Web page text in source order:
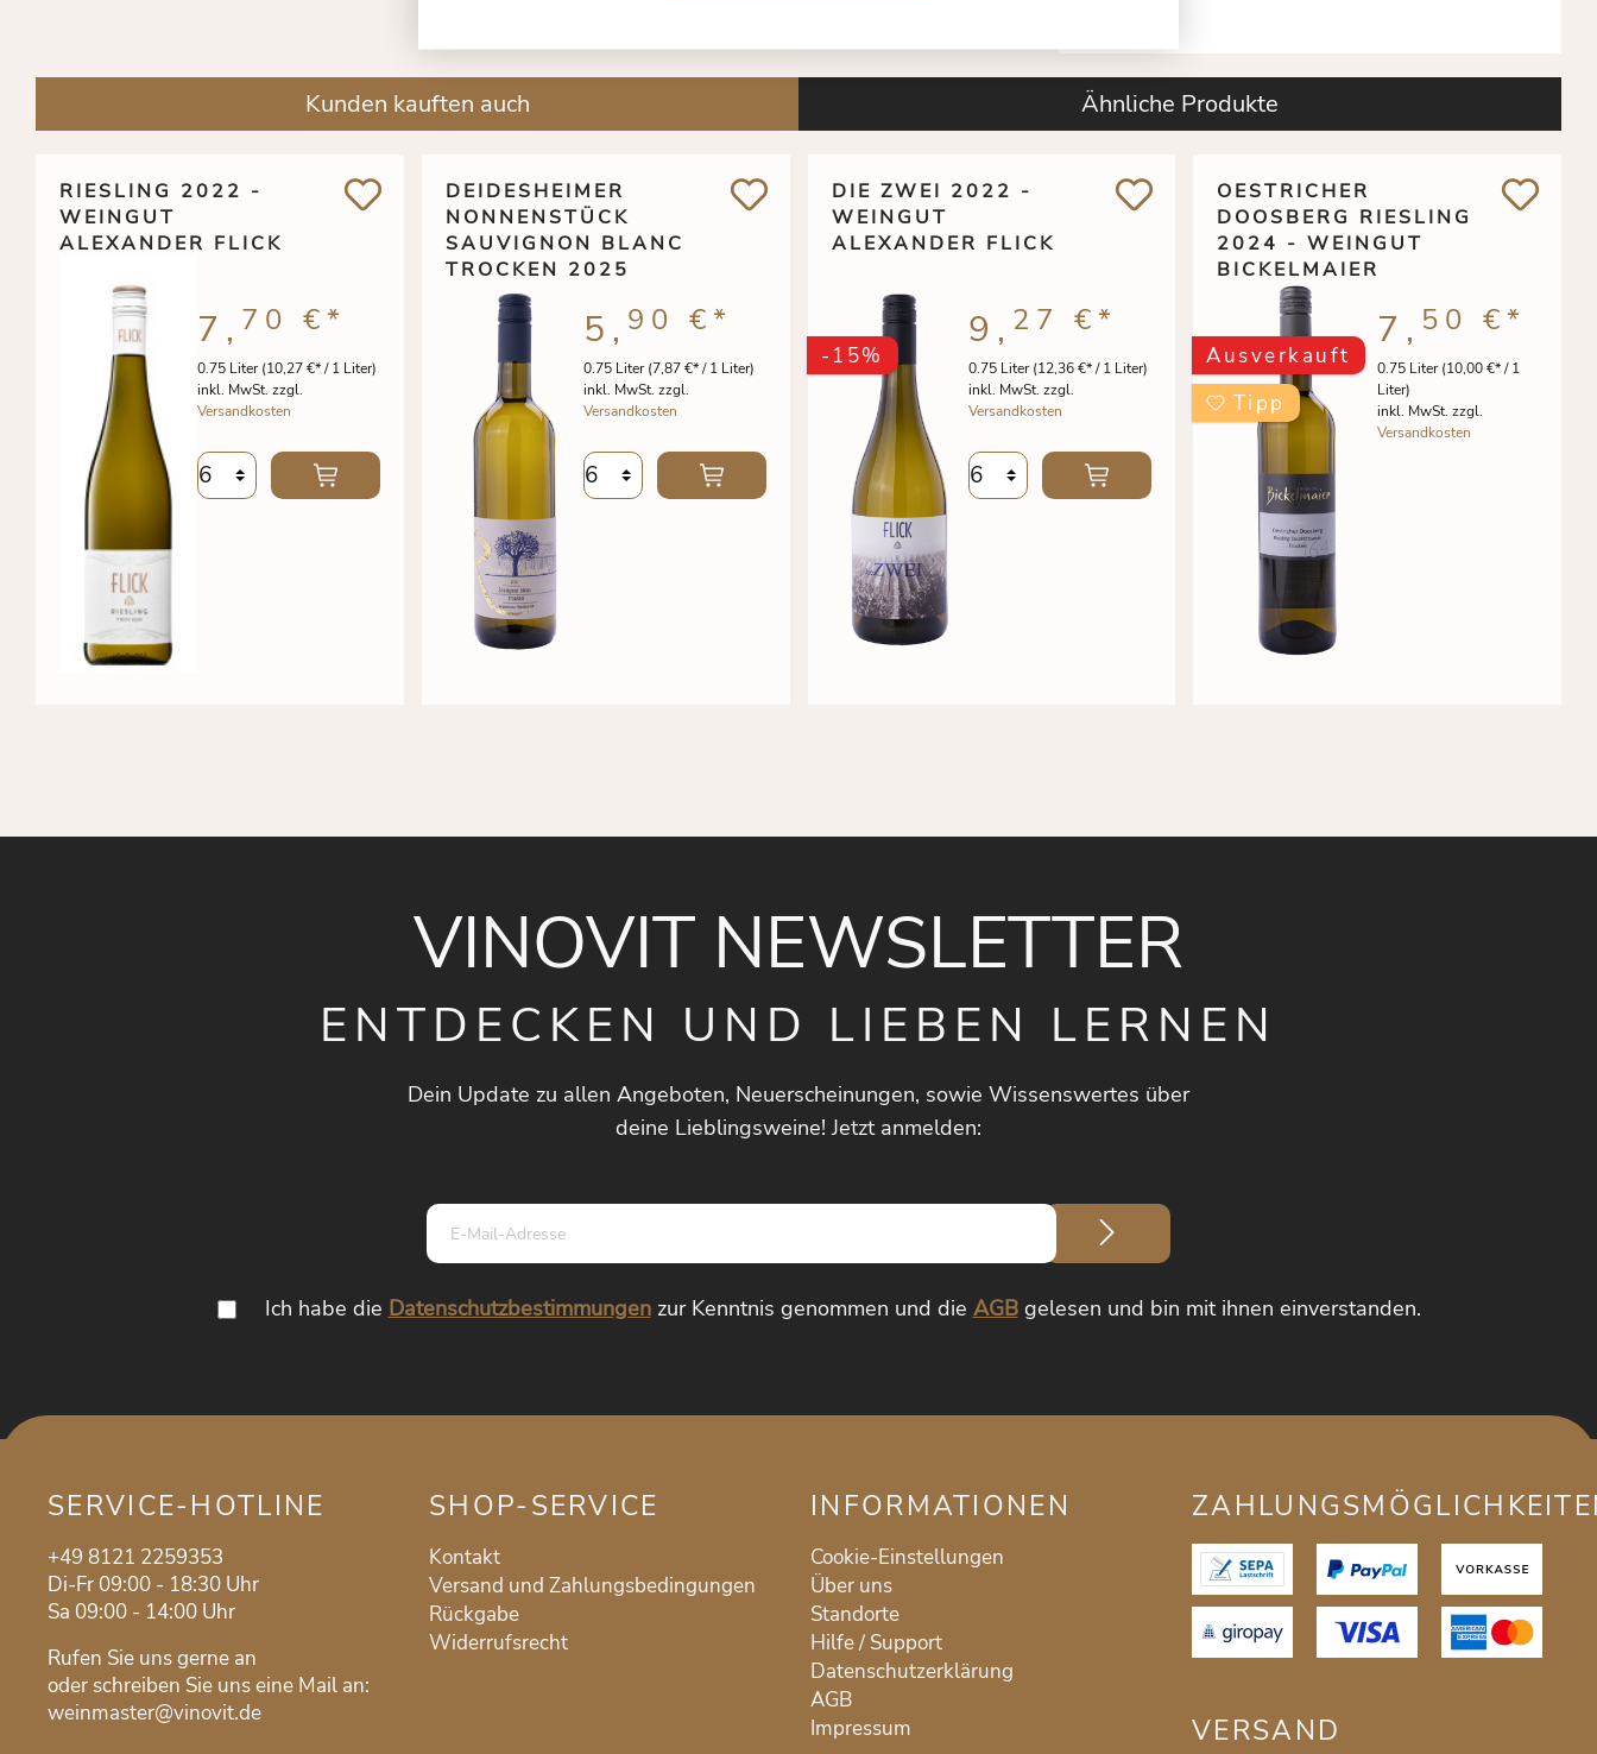
Kunden kauften auch Ähnliche Produkte
RIESLING 2022 -
WEINGUT
ALEXANDER FLICK
0.75 Liter(10,27 €* / 1 Liter)
inkl. MwSt. zzgl.
Versandkosten
7, 70 €*
DEIDESHEIMER
NONNENSTÜCK
SAUVIGNON BLANC
TROCKEN 2025
0.75 Liter(7,87 €* / 1 Liter)
inkl. MwSt. zzgl.
Versandkosten
5, 90 €*
DIE ZWEI 2022 -
WEINGUT
ALEXANDER FLICK
-15% 0.75 Liter(12,36 €* / 1 Liter)
inkl. MwSt. zzgl.
Versandkosten
9, 27 €*
OESTRICHER
DOOSBERG RIESLING
2024 - WEINGUT
BICKELMAIER
Ausverkauft
Tipp
0.75 Liter(10,00 €* / 1
Liter)
inkl. MwSt. zzgl.
Versandkosten
7, 50 €*
VINOVIT NEWSLETTER
ENTDECKEN UND LIEBEN LERNEN
Dein Update zu allen Angeboten, Neuerscheinungen, sowie Wissenswertes über
deine Lieblingsweine! Jetzt anmelden:
Adresse*
Ich habe die Datenschutzbestimmungenzur Kenntnis genommen und die AGBgelesen und bin mit ihnen einverstanden.
SERVICE-HOTLINE
+49 8121 2259353
Di-Fr 09:00 - 18:30 Uhr
Sa 09:00 - 14:00 Uhr
Rufen Sie uns gerne an
oder schreiben Sie uns eine Mail an:
weinmaster@vinovit.de
SHOP-SERVICE
Kontakt
Versand und Zahlungsbedingungen
Rückgabe
Widerrufsrecht
INFORMATIONEN
Cookie-Einstellungen
Über uns
Standorte
Hilfe / Support
Datenschutzerklärung
AGB
Impressum
VERSAND